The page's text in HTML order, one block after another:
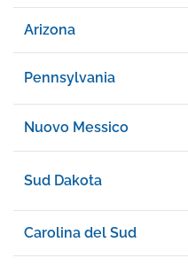
Arizona
Pennsylvania
Nuovo Messico
Sud Dakota
Carolina del Sud